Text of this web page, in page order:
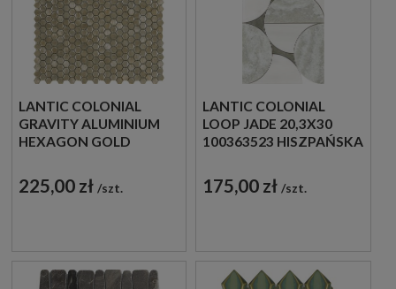
LANTIC COLONIAL
GRAVITY ALUMINIUM
HEXAGON GOLD
MOZAIKA METALOWA
SZCZOTKOWANA
225,00 zł szt.
LANTIC COLONIAL
LOOP JADE 20,3X30
100363523 HISZPAŃSKA
DEKORACYJNA
IMITUJĄCA KAMIEŃ W
175,00 zł szt.